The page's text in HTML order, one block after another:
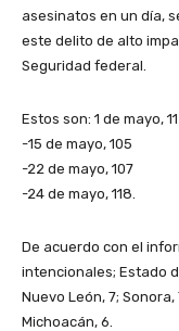
asesinatos en un día,
este delito de alto
Seguridad federal.
Estos son: 1 de mayo,
-15 de mayo, 105
-22 de mayo, 107
-24 de mayo, 118.
De acuerdo con el
intencionales; Estado
Nuevo León, 7;
Michoacán, 6.